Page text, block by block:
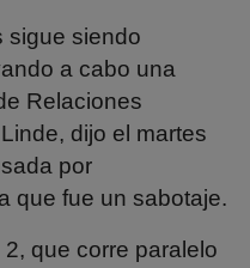
sigue siendo
a cabo una
Relaciones
dijo el martes
por
que fue un sabotaje.
que corre paralelo